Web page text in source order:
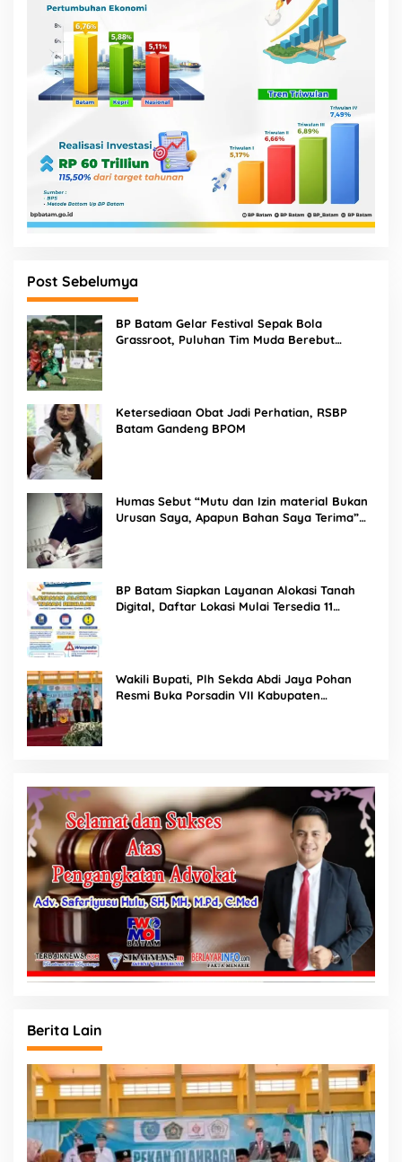
Post Sebelumya
BP Batam Gelar Festival Sepak Bola
Grassroot, Puluhan Tim Muda Berebut
Ketersediaan Obat Jadi Perhatian, RSBP
Batam Gandeng BPOM
Humas Sebut “Mutu dan Izin material Bukan
Urusan Saya, Apapun Bahan Saya Terima”
BP Batam Siapkan Layanan Alokasi Tanah
Digital, Daftar Lokasi Mulai Tersedia 11
Wakili Bupati, Plh Sekda Abdi Jaya Pohan
Resmi Buka Porsadin VII Kabupaten
Berita Lain